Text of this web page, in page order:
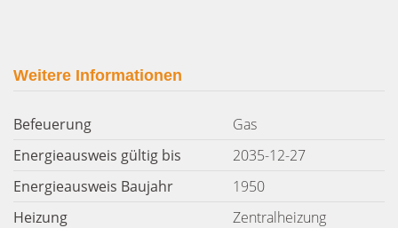
Weitere Informationen
Befeuerung
Gas
Energieausweis gültig bis
2035-12-27
Energieausweis Baujahr
1950
Heizung
Zentralheizung